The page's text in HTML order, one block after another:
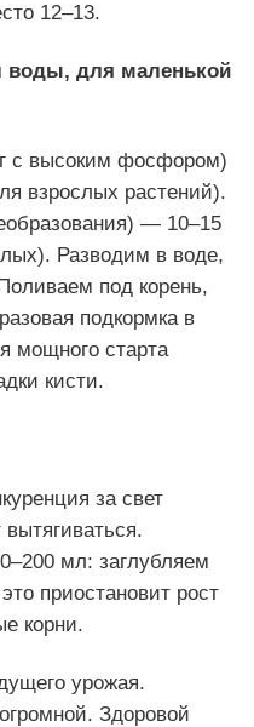
12–13.
воды, для маленькой
с высоким фосфором)
взрослых растений).
— 10–15
Разводим в воде,
под корень,
подкормка в
мощного старта
кисти.
за свет
мл: заглубляем
приостановит рост
корни.
урожая.
Здоровой